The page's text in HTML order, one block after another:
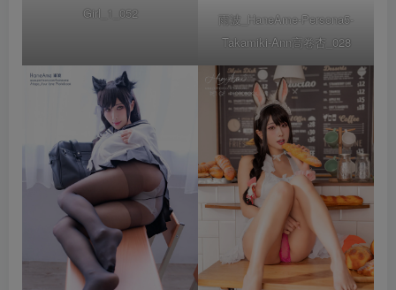
Girl_1_052
雨波_HaneAme-Persona5-
Takamiki-Ann高卷杏_028